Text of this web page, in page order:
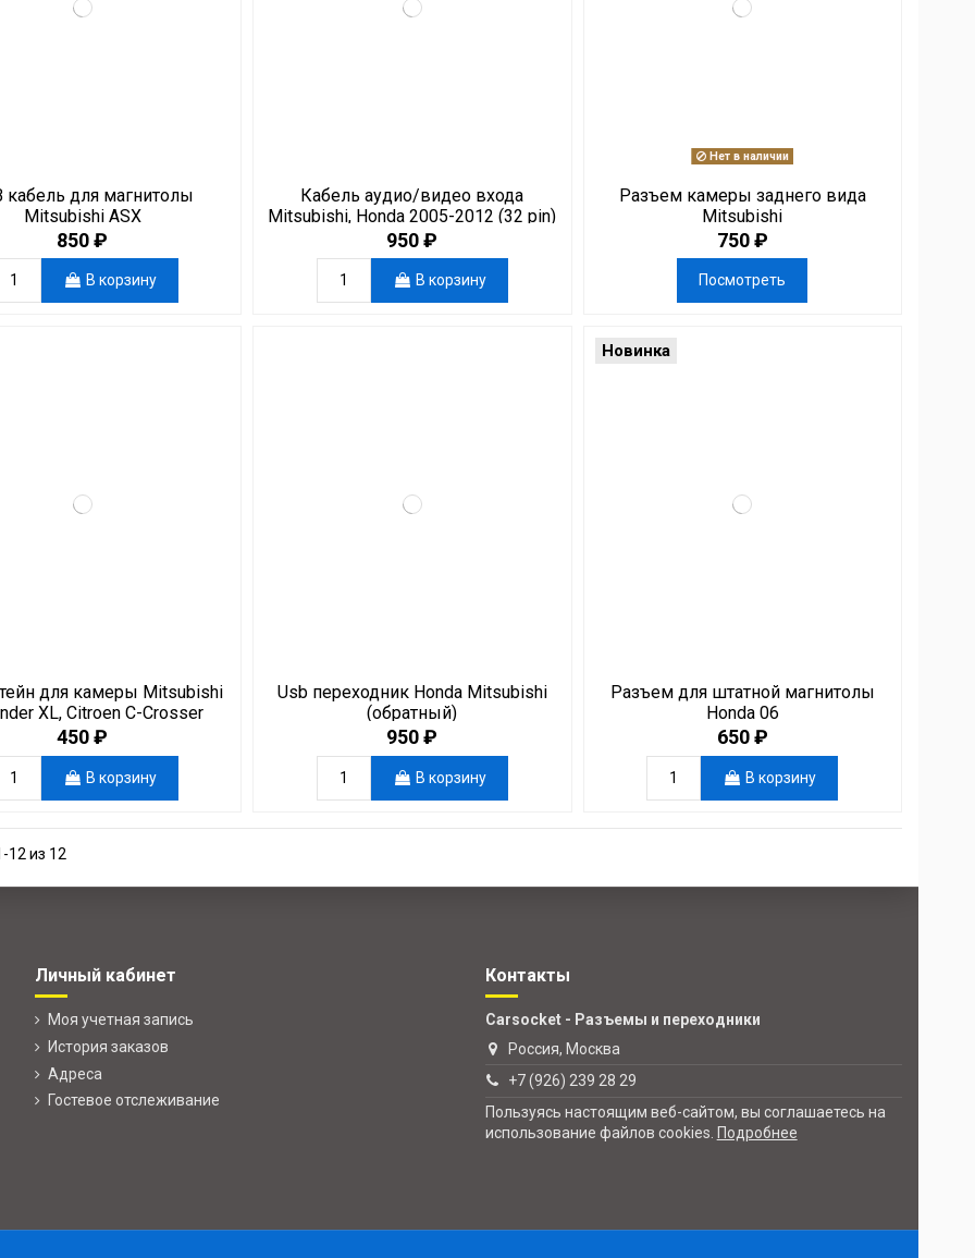
кабель для магнитолы
Mitsubishi ASX
850 ₽
В корзину
Кабель аудио/видео входа
Mitsubishi, Honda 2005-2012 (32 pin)
950 ₽
В корзину
Нет в наличии
Разъем камеры заднего вида
Mitsubishi
750 ₽
Посмотреть
для камеры Mitsubishi
XL, Citroen C-Crosser
450 ₽
В корзину
Usb переходник Honda Mitsubishi
(обратный)
950 ₽
В корзину
Новинка
Разъем для штатной магнитолы
Honda 06
650 ₽
В корзину
12 из 12
Личный кабинет
Моя учетная запись
История заказов
Адреса
Гостевое отслеживание
Контакты
Carsocket - Разъемы и переходники
Россия, Москва
+7 (926) 239 28 29
Пользуясь настоящим веб-сайтом, вы соглашаетесь на
использование файлов cookies. Подробнее